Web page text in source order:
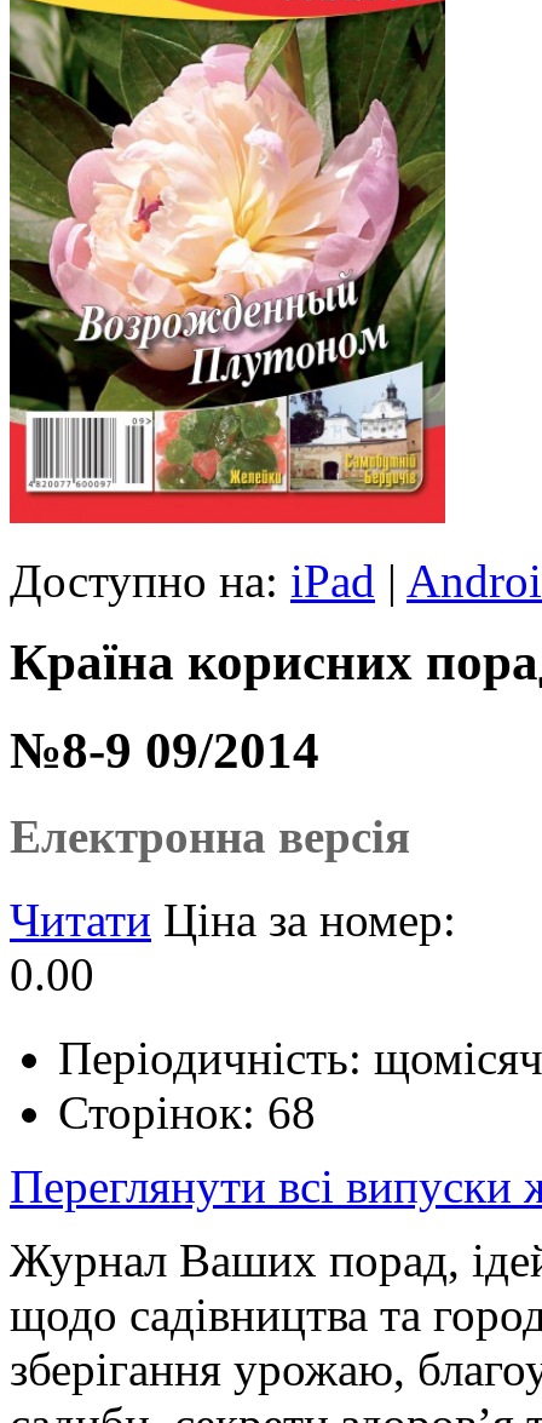
Доступно на: iPad |
Країна корисних
№8-9 09/2014
Електронна версія
Читати Ціна за номер:
0.00
Періодичність:
Сторінок: 68
Переглянути всі випуски
Журнал Ваших порад,
щодо садівництва та
зберігання урожаю,